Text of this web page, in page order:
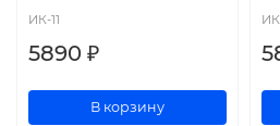
ИК-11
5890 ₽
В корзину